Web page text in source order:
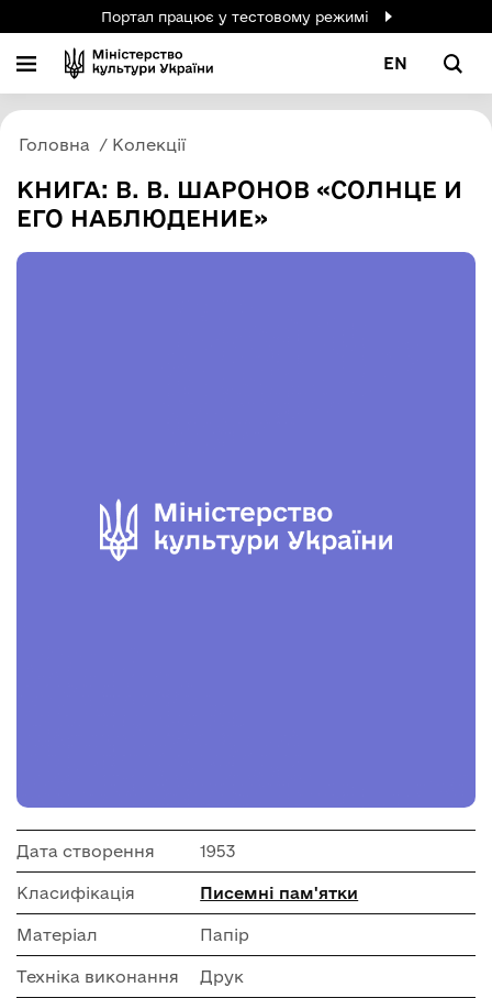
Портал працює у тестовому режимі
EN
Головна Колекції
КНИГА: В. В. ШАРОНОВ «СОЛНЦЕ И
ЕГО НАБЛЮДЕНИЕ»
Дата створення 1953
Класифікація Писемні пам'ятки
Матеріал Папір
Техніка виконання Друк